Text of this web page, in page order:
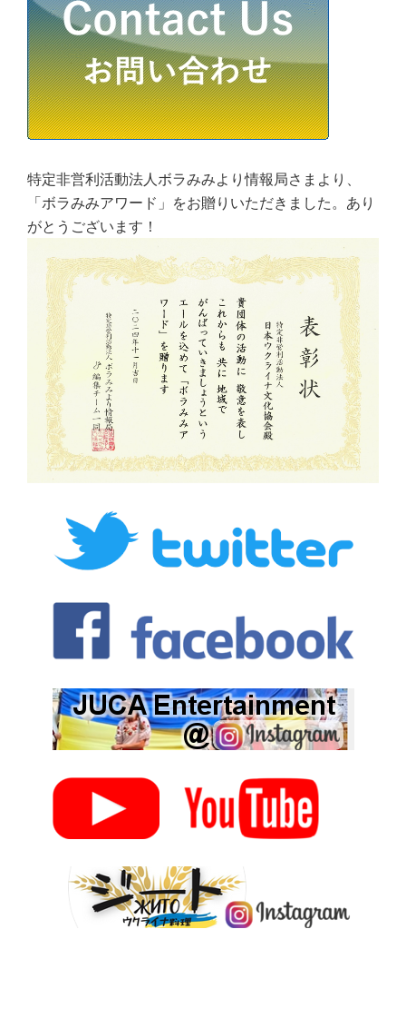
特定非営利活動法人ボラみみより情報局さまより、
「ボラみみアワード」をお贈りいただきました。あり
がとうございます！